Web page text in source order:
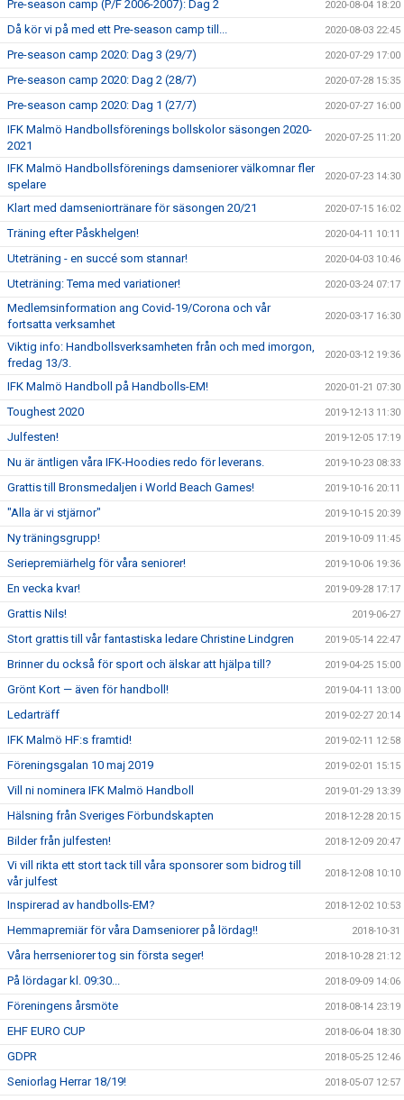
Pre-season camp (P/F 2006-2007): Dag 2 2020-08-04 18:20
Då kör vi på med ett Pre-season camp till... 2020-08-03 22:45
Pre-season camp 2020: Dag 3 (29/7) 2020-07-29 17:00
Pre-season camp 2020: Dag 2 (28/7) 2020-07-28 15:35
Pre-season camp 2020: Dag 1 (27/7) 2020-07-27 16:00
IFK Malmö Handbollsförenings bollskolor säsongen 2020-
2021
2020-07-25 11:20
IFK Malmö Handbollsförenings damseniorer välkomnar fler
spelare
2020-07-23 14:30
Klart med damseniortränare för säsongen 20/21 2020-07-15 16:02
Träning efter Påskhelgen! 2020-04-11 10:11
Uteträning - en succé som stannar! 2020-04-03 10:46
Uteträning: Tema med variationer! 2020-03-24 07:17
Medlemsinformation ang Covid-19/Corona och vår
fortsatta verksamhet
2020-03-17 16:30
Viktig info: Handbollsverksamheten från och med imorgon,
fredag 13/3.
2020-03-12 19:36
IFK Malmö Handboll på Handbolls-EM! 2020-01-21 07:30
Toughest 2020 2019-12-13 11:30
Julfesten! 2019-12-05 17:19
Nu är äntligen våra IFK-Hoodies redo för leverans. 2019-10-23 08:33
Grattis till Bronsmedaljen i World Beach Games! 2019-10-16 20:11
"Alla är vi stjärnor" 2019-10-15 20:39
Ny träningsgrupp! 2019-10-09 11:45
Seriepremiärhelg för våra seniorer! 2019-10-06 19:36
En vecka kvar! 2019-09-28 17:17
Grattis Nils! 2019-06-27
Stort grattis till vår fantastiska ledare Christine Lindgren 2019-05-14 22:47
Brinner du också för sport och älskar att hjälpa till? 2019-04-25 15:00
Grönt Kort — även för handboll! 2019-04-11 13:00
Ledarträff 2019-02-27 20:14
IFK Malmö HF:s framtid! 2019-02-11 12:58
Föreningsgalan 10 maj 2019 2019-02-01 15:15
Vill ni nominera IFK Malmö Handboll 2019-01-29 13:39
Hälsning från Sveriges Förbundskapten 2018-12-28 20:15
Bilder från julfesten! 2018-12-09 20:47
Vi vill rikta ett stort tack till våra sponsorer som bidrog till
vår julfest
2018-12-08 10:10
Inspirerad av handbolls-EM? 2018-12-02 10:53
Hemmapremiär för våra Damseniorer på lördag!! 2018-10-31
Våra herrseniorer tog sin första seger! 2018-10-28 21:12
På lördagar kl. 09:30... 2018-09-09 14:06
Föreningens årsmöte 2018-08-14 23:19
EHF EURO CUP 2018-06-04 18:30
GDPR 2018-05-25 12:46
Seniorlag Herrar 18/19! 2018-05-07 12:57